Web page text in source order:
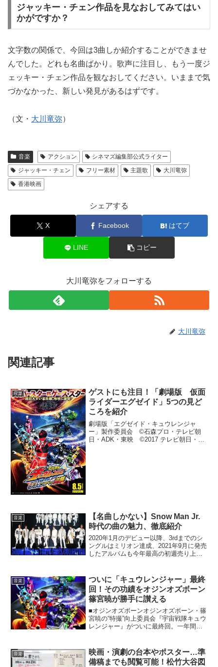
ジャッキー・チェン作品を見なおしてみてはい
かがですか？
文字数の関係で、今回は3曲しか紹介することができませ
んでした。どれも名曲ばかり。歌声に注目し、もう一度ジ
ェッキー・チェン作品を観なおしてください。いままで気
づかなかった、新しい発見があるはずです。
（文・ 大川竜弥）
音楽 アクション
シネマズ編集部公式ライター
ジャッキー・チェン
フリー素材 主題歌
大川竜弥
香港映画
シェアする
X Facebook はてブ
LINE コピー
大川竜弥をフォローする
大川竜弥
関連記事
音楽
ゲストにも注目！「劇場版 仮面
ライダーエグゼイド」5つの見ど
ころを紹介
劇場版「エグゼイド・キュウレンジャ
ー」製作委員会 ©石森プロ・テレビ朝
日・ADK・東映 ©2017 テレビ朝日・東
音楽
【名曲しかない】Snow Man Jr.
時代の曲の魅力、徹底紹介
2020年1月のデビュー以降、3rdまでのシ
ングルはミリオン達成、2021年9月に発売
したアルバムも今年最高の初週売り上げ
と、快進撃が止まらないSnow Man。デ
ビ...
音楽
ついに「キュウレンジャー」最終
回！その功績をオジンオズボーン
篠宮暁が勝手に讃える
■オジンオズボーンオジンオズボーン・篠
宮暁の“特撮”向上委員会『宇宙戦隊キュウ
レンジャー』がついに最終回。一年間あ
うか。毎年、この時期は複雑な気分で
す。一年間生活に密着...
音楽
映画・演劇の台本やポスター…準
備稿までも閲覧可能！松竹大谷図